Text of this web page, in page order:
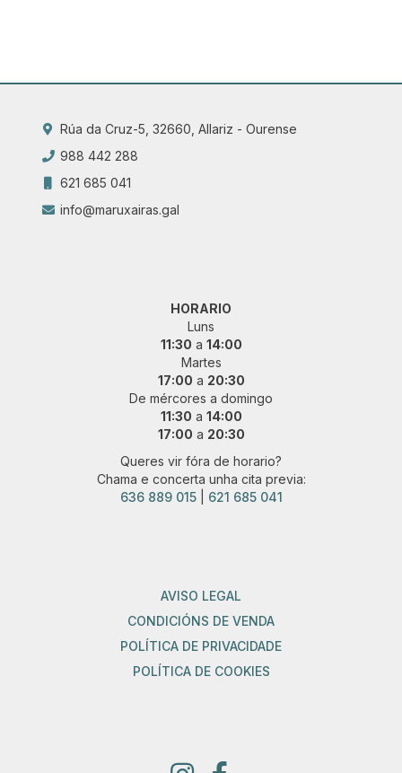
Rúa da Cruz-5, 32660, Allariz - Ourense
988 442 288
621 685 041
info@maruxairas.gal
HORARIO
Luns
11:30 a 14:00
Martes
17:00 a 20:30
De mércores a domingo
11:30 a 14:00
17:00 a 20:30
Queres vir fóra de horario?
Chama e concerta unha cita previa:
636 889 015| 621 685 041
AVISO LEGAL
CONDICIÓNS DE VENDA
POLÍTICA DE PRIVACIDADE
POLÍTICA DE COOKIES